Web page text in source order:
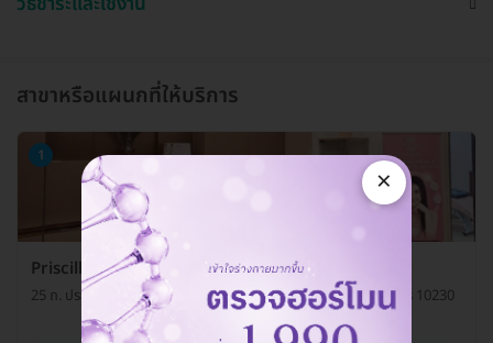
สาขาหรือแผนกที่ให้บริการ
1
Priscilla Clinic (คลินิกเวชกรรมพริสซิลลา)
25 ถ. ประดิษฐ์มนูธรรม แขวงลาดพร้าว เขตลาดพร้าว กรุงเทพมหานคร 10230
×